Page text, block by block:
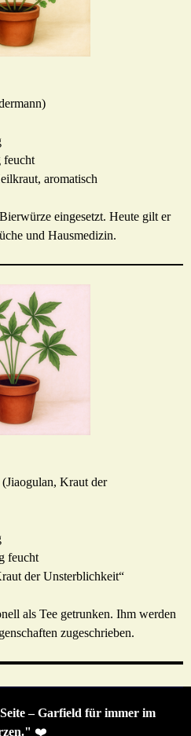
feucht
aromatisch
eingesetzt. Heute gilt er
und Hausmedizin.
(Jiaogulan, Kraut der
feucht
der Unsterblichkeit“
als Tee getrunken. Ihm werden
zugeschrieben.
– Garfield für immer im
❤️